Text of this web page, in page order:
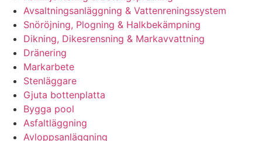
Avsaltningsanläggning & Vattenreningssystem
Snöröjning, Plogning & Halkbekämpning
Dikning, Dikesrensning & Markavvattning
Dränering
Markarbete
Stenläggare
Gjuta bottenplatta
Bygga pool
Asfaltläggning
Avloppsanläggning